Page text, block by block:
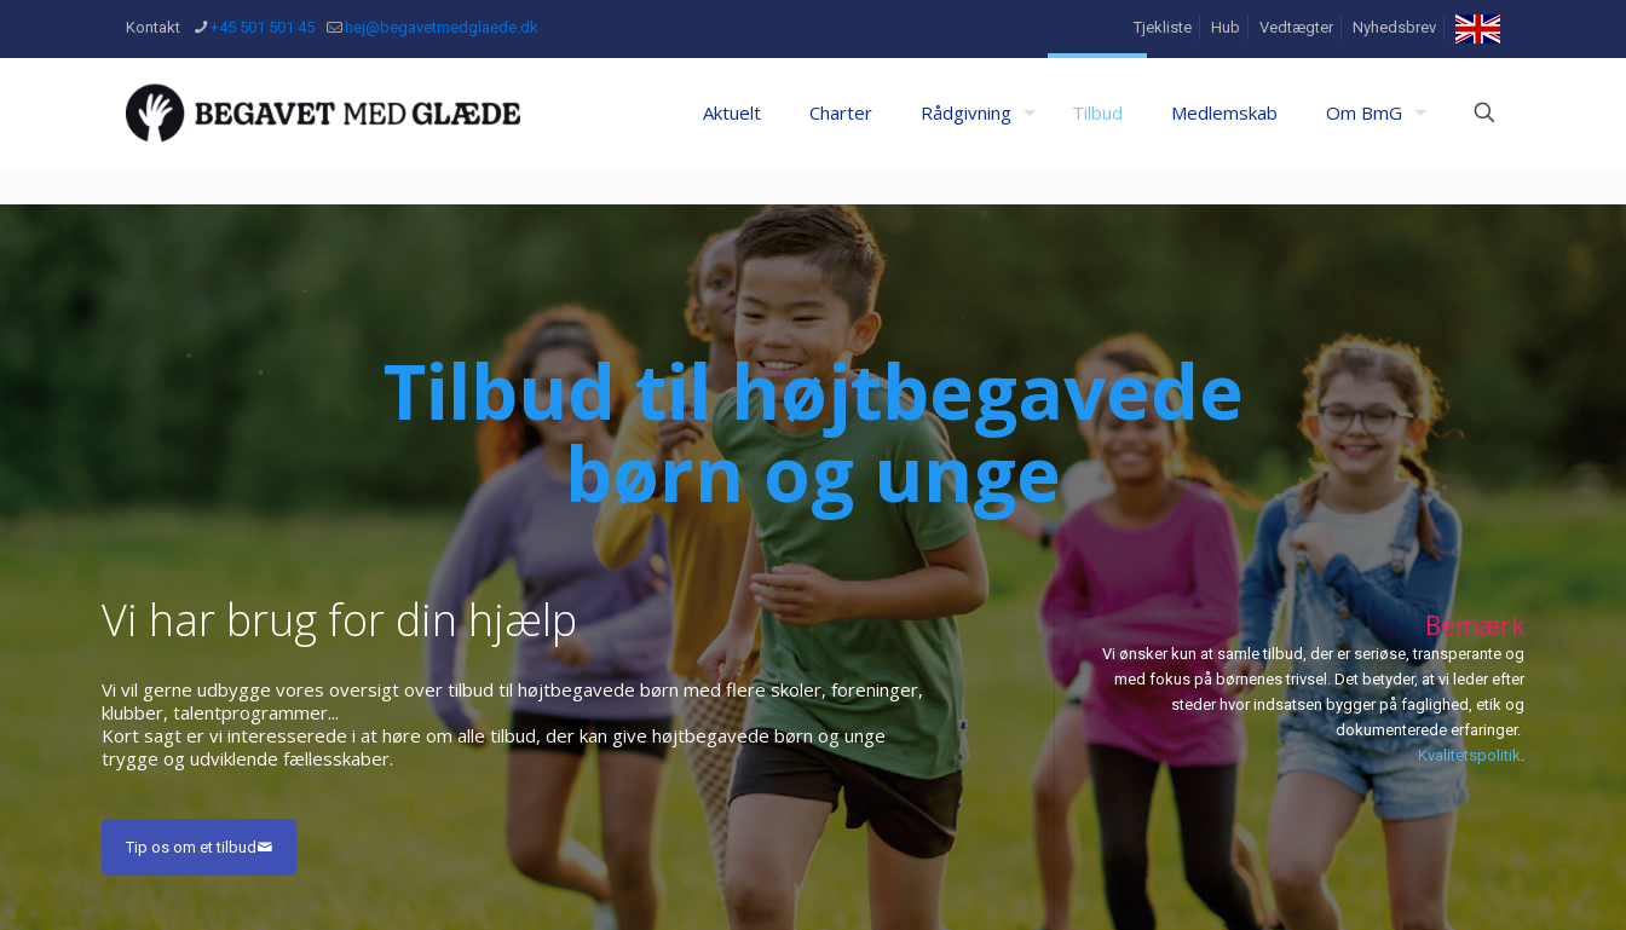
Kontakt +45 501 501 45 hej@begavetmedglaede.dk Tjekliste Hub Vedtægter Nyhedsbrev
In
Aktuelt Charter Rådgivning Tilbud Medlemskab Om BmG
Tilbud til højtbegavede
børn og unge
Vi har brug for din hjælp
Vi vil gerne udbygge vores oversigt over tilbud til højtbegavede børn med flere skoler, foreninger,
klubber, talentprogrammer...
Kort sagt er vi interesserede i at høre om alle tilbud, der kan give højtbegavede børn og unge
trygge og udviklende fællesskaber.
Tip os om et tilbud
Bemærk
Vi ønsker kun at samle tilbud, der er seriøse, transperante og
med fokus på børnenes trivsel. Det betyder, at vi leder efter
steder hvor indsatsen bygger på faglighed, etik og
dokumenterede erfaringer.
Kvalitetspolitik.